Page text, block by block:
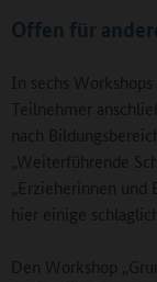
Offen für
In sechs
Teilnehmer
nach
„Weiterführende
„Erzieherinnen
hier einige
Den Workshop